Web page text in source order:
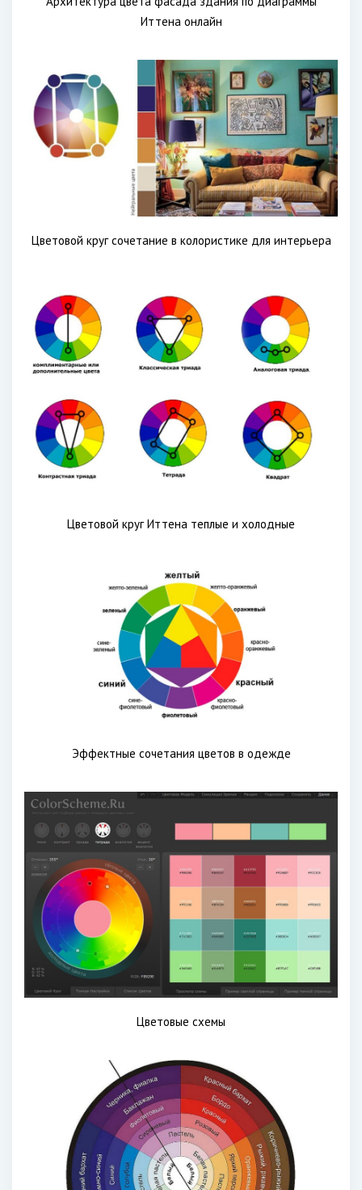
Иттена онлайн
Цветовой круг сочетание в колористике для интерьера
Цветовой круг Иттена теплые и холодные
Эффектные сочетания цветов в одежде
Цветовые схемы